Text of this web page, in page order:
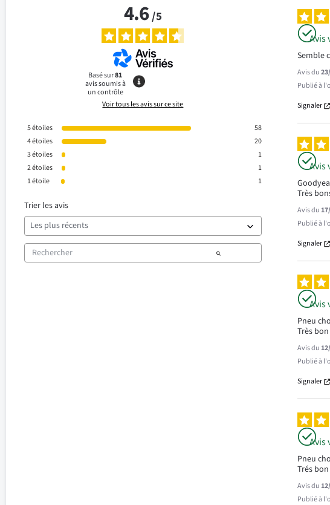
4.6/5
Basé sur81
avis soumis à
un contrôle
Voir tous les avis sur ce site
5étoiles
58
4étoiles
20
3étoiles
1
2étoiles
1
1étoile 1
Trier les avis
Avis
Semble
Avis du
Publié à
Signaler
Avis
Très
Avis du
Publié à
Signaler
Avis
Pneu
Très
Avis du
Publié à
Signaler
Avis
Pneu
Trés
Avis du
Publié à